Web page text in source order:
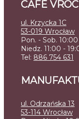
CAFÈ
ul. Krzycka 1C
53-019 Wrocław
Pon. - Sob.
Niedz. 11:00 -
Tel: 886 754 631
ul. Odrzańska 13
53-114 Wrocław